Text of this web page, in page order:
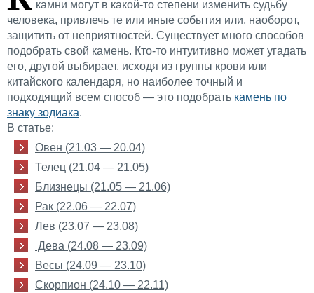
камни могут в какой-то степени изменить судьбу
человека, привлечь те или иные события или, наоборот,
защитить от неприятностей. Существует много способов
подобрать свой камень. Кто-то интуитивно может угадать
его, другой выбирает, исходя из группы крови или
китайского календаря, но наиболее точный и
подходящий всем способ — это подобрать камень по
знаку зодиака.
В статье:
Овен (21.03 — 20.04)
Телец (21.04 — 21.05)
Близнецы (21.05 — 21.06)
Рак (22.06 — 22.07)
Лев (23.07 — 23.08)
Дева (24.08 — 23.09)
Весы (24.09 — 23.10)
Скорпион (24.10 — 22.11)